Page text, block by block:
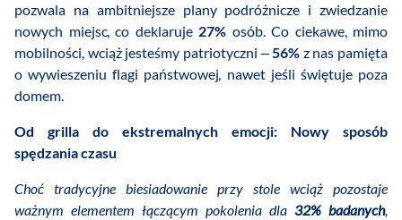
pozwala na ambitniejsze plany podróżnicze i zwiedzanie
nowych miejsc, co deklaruje 27% osób. Co ciekawe, mimo
mobilności, wciąż jesteśmy patriotyczni –56% z nas pamięta
o wywieszeniu flagi państwowej, nawet jeśli świętuje poza
domem.
Od grilla do ekstremalnych emocji: Nowy sposób
spędzania czasu
Choć tradycyjne biesiadowanie przy stole wciąż pozostaje
ważnym elementem łączącym pokolenia dla 32% badanych,